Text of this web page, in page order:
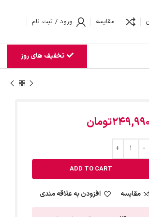
مقایسه ورود / ثبت نام
تخفیف های روز
تومان
ADD TO CART
مقایسه افزودن به علاقه مندی